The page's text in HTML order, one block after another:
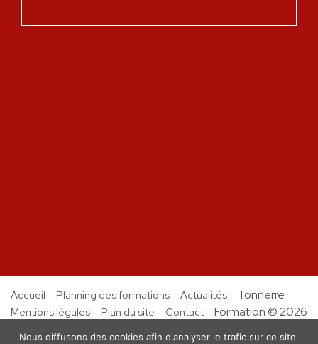
Accueil Planning des formations
Actualités
Mentions légales
Plan du site Contact
Tonnerre
Formation © 2026
Nous diffusons des cookies afin d'analyser le trafic sur ce site.